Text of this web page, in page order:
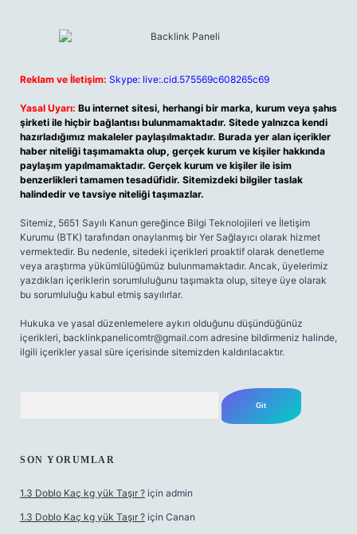
Reklam ve İletişim: Skype: live:.cid.575569c608265c69
Yasal Uyarı: Bu internet sitesi, herhangi bir marka, kurum veya şahıs
şirketi ile hiçbir bağlantısı bulunmamaktadır. Sitede yalnızca kendi
hazırladığımız makaleler paylaşılmaktadır. Burada yer alan içerikler
haber niteliği taşımamakta olup, gerçek kurum ve kişiler hakkında
paylaşım yapılmamaktadır. Gerçek kurum ve kişiler ile isim
benzerlikleri tamamen tesadüfidir. Sitemizdeki bilgiler taslak
halindedir ve tavsiye niteliği taşımazlar.
Sitemiz, 5651 Sayılı Kanun gereğince Bilgi Teknolojileri ve İletişim
Kurumu (BTK) tarafından onaylanmış bir Yer Sağlayıcı olarak hizmet
vermektedir. Bu nedenle, sitedeki içerikleri proaktif olarak denetleme
veya araştırma yükümlülüğümüz bulunmamaktadır. Ancak, üyelerimiz
yazdıkları içeriklerin sorumluluğunu taşımakta olup, siteye üye olarak
bu sorumluluğu kabul etmiş sayılırlar.
Hukuka ve yasal düzenlemelere aykırı olduğunu düşündüğünüz
içerikleri, backlinkpanelicomtr@gmail.com adresine bildirmeniz halinde,
ilgili içerikler yasal süre içerisinde sitemizden kaldırılacaktır.
SON YORUMLAR
1.3 Doblo Kaç kg yük Taşır ? için admin
1.3 Doblo Kaç kg yük Taşır ? için Canan